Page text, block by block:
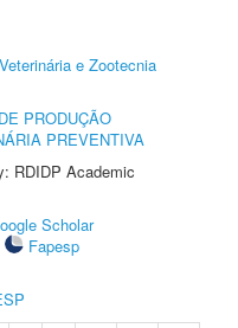
e Zootecnia
PRODUÇÃO
PREVENTIVA
RDIDP Academic
Scholar
Fapesp